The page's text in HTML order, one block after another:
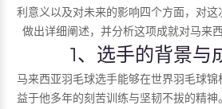
利意义以及对未来的影响四个方面，对
做出详细阐述，并分析这项成就对马来
1、选手的背景与
马来西亚羽毛球选手能够在世界羽毛球
益于他多年的刻苦训练与坚韧不拔的精